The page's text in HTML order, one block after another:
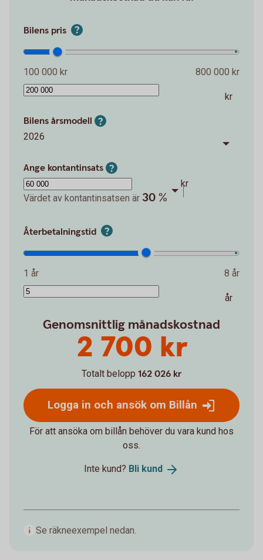
Bilens pris
100 000 kr 800 000 kr
kr
Bilens årsmodell
2026
Ange kontantinsats
kr
Värdet av kontantinsatsen är 30 %
Återbetalningstid
1 år 8 år
år
Genomsnittlig månadskostnad
2 700 kr
Totalt belopp 162 026 kr
Logga in och ansök om Billån
För att ansöka om billån behöver du vara kund hos
oss.
Inte kund? Bli kund
Se räkneexempel nedan.